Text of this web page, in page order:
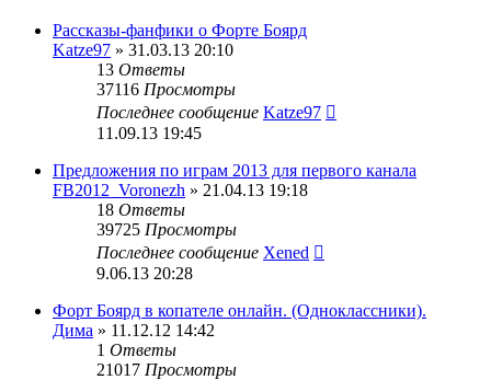
Рассказы-фанфики о Форте Боярд
Katze97 » 31.03.13 20:10
13 Ответы
37116 Просмотры
Последнее сообщение Katze97
11.09.13 19:45
Предложения по играм 2013 для первого канала
FB2012_Voronezh » 21.04.13 19:18
18 Ответы
39725 Просмотры
Последнее сообщение Xened
9.06.13 20:28
Форт Боярд в копателе онлайн. (Одноклассники).
Дима » 11.12.12 14:42
1 Ответы
21017 Просмотры